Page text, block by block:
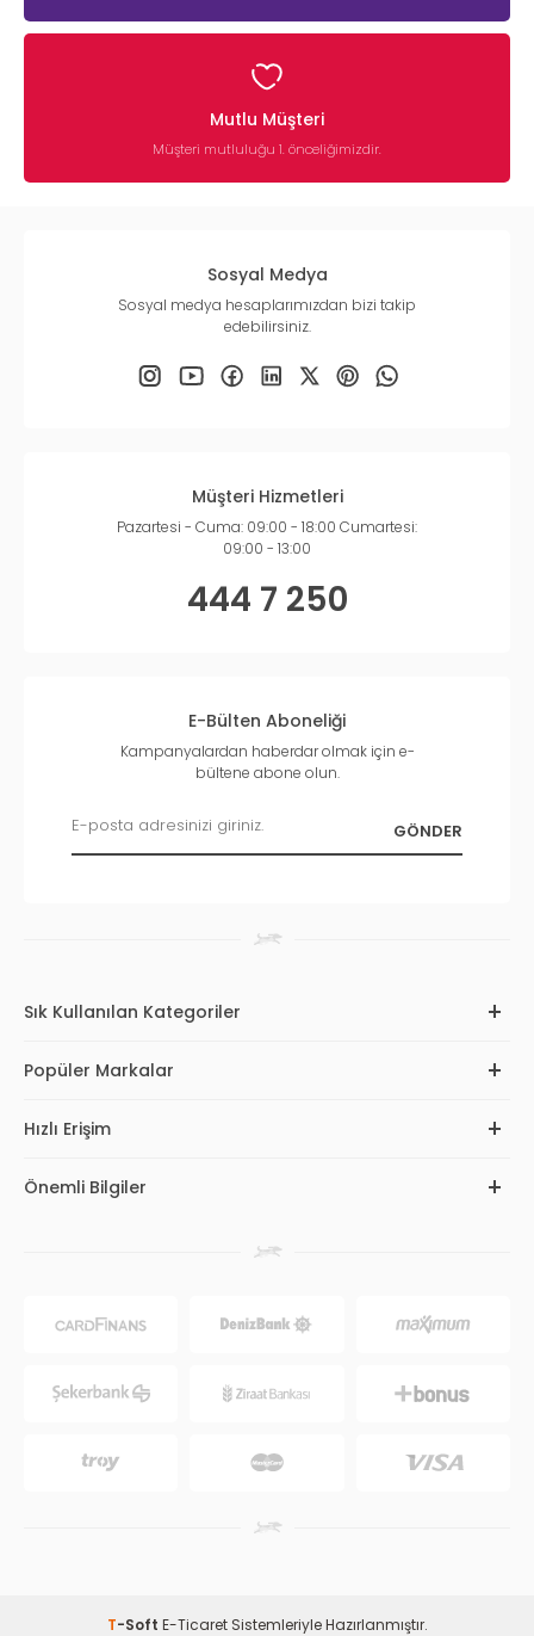
Mutlu Müşteri
Müşteri mutluluğu 1. önceliğimizdir.
Sosyal Medya
Sosyal medya hesaplarımızdan bizi takip
edebilirsiniz.
Müşteri Hizmetleri
Pazartesi - Cuma: 09:00 - 18:00 Cumartesi:
09:00 - 13:00
444 7 250
E-Bülten Aboneliği
Kampanyalardan haberdar olmak için e-
bültene abone olun.
Sık Kullanılan Kategoriler
Popüler Markalar
Hızlı Erişim
Önemli Bilgiler
T-Soft E-TicaretSistemleriyle Hazırlanmıştır.